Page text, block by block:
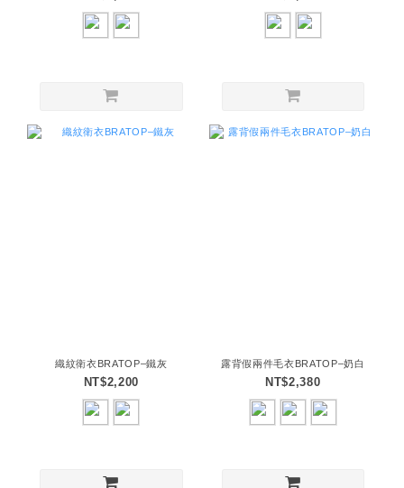
織紋衛衣BRATOP–鐵灰
NT$2,200
露背假兩件毛衣BRATOP–奶白
NT$2,380